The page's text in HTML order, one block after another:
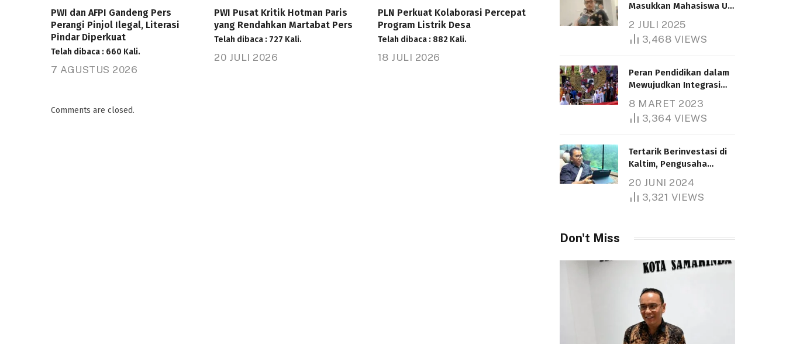
PWI dan AFPI Gandeng Pers
Perangi Pinjol Ilegal, Literasi
Pindar Diperkuat
Telah dibaca : 660 Kali.
7 AGUSTUS 2026
PWI Pusat Kritik Hotman Paris
yang Rendahkan Martabat Pers
Telah dibaca : 727 Kali.
20 JULI 2026
PLN Perkuat Kolaborasi Percepat
Program Listrik Desa
Telah dibaca : 882 Kali.
18 JULI 2026
Comments are closed.
Masukkan Mahasiswa UT
Bantuan Pendidikan
Gratispol
2 JULI 2025
3,468 VIEWS
Peran Pendidikan dalam
Mewujudkan Integrasi
Telah dibaca : 5.266 Kali.
8 MARET 2023
3,364 VIEWS
Tertarik Berinvestasi di
Kaltim, Pengusaha
1.000 Hektare
Telah dibaca : 1.286 Kali.
20 JUNI 2024
3,321 VIEWS
Don't Miss